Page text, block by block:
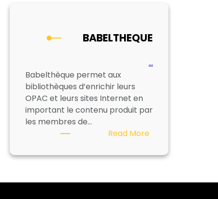
BABELTHEQUE
…
Babelthèque permet aux
bibliothèques d’enrichir leurs
OPAC et leurs sites Internet en
important le contenu produit par
les membres de…
Read More: